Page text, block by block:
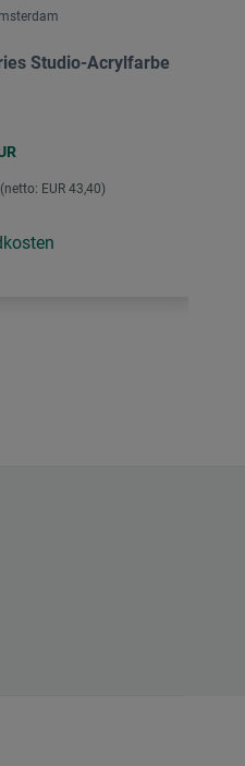
Studio-Acrylfarbe
EUR 43,40)